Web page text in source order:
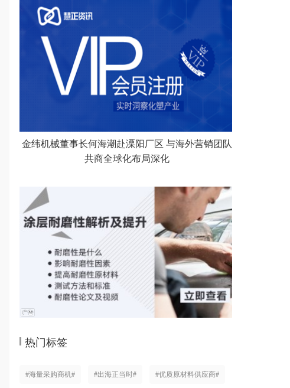
金纬机械董事长何海潮赴溧阳厂区 与海外营销团队
共商全球化布局深化
热门标签
#海量采购商机# #出海正当时# #优质原材料供应商#